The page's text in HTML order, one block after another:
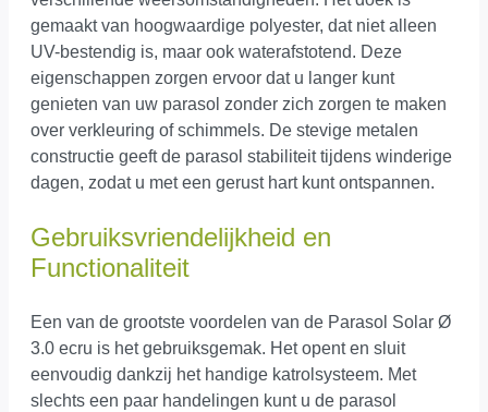
gemaakt van hoogwaardige polyester, dat niet alleen
UV-bestendig is, maar ook waterafstotend. Deze
eigenschappen zorgen ervoor dat u langer kunt
genieten van uw parasol zonder zich zorgen te maken
over verkleuring of schimmels. De stevige metalen
constructie geeft de parasol stabiliteit tijdens winderige
dagen, zodat u met een gerust hart kunt ontspannen.
Gebruiksvriendelijkheid en
Functionaliteit
Een van de grootste voordelen van de Parasol Solar Ø
3.0 ecru is het gebruiksgemak. Het opent en sluit
eenvoudig dankzij het handige katrolsysteem. Met
slechts een paar handelingen kunt u de parasol